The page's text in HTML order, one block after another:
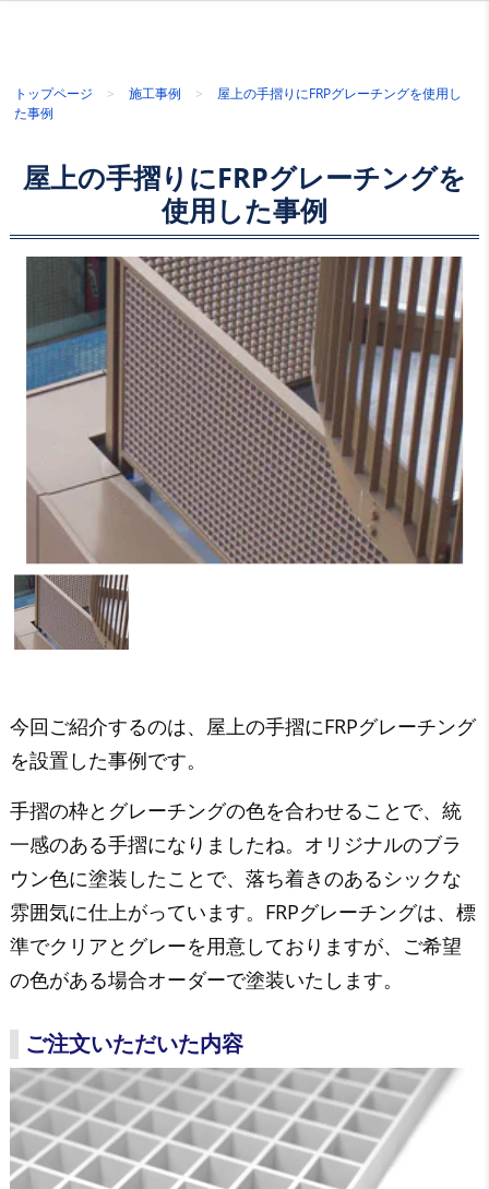
トップページ 施工事例
屋上の手摺りにFRPグレーチングを使用し
た事例
屋上の手摺りにFRPグレーチングを
使用した事例
今回ご紹介するのは、屋上の手摺にFRPグレーチング
を設置した事例です。
手摺の枠とグレーチングの色を合わせることで、統
一感のある手摺になりましたね。オリジナルのブラ
ウン色に塗装したことで、落ち着きのあるシックな
雰囲気に仕上がっています。FRPグレーチングは、標
準でクリアとグレーを用意しておりますが、ご希望
の色がある場合オーダーで塗装いたします。
ご注文いただいた内容